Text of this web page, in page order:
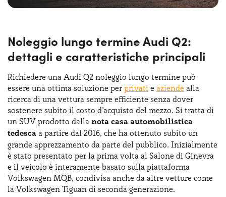
Noleggio lungo termine Audi Q2:
dettagli e caratteristiche principali
Richiedere una Audi Q2 noleggio lungo termine può
essere una ottima soluzione per privati e aziende alla
ricerca di una vettura sempre efficiente senza dover
sostenere subito il costo d’acquisto del mezzo. Si tratta di
un SUV prodotto dalla nota casa automobilistica
tedesca a partire dal 2016, che ha ottenuto subito un
grande apprezzamento da parte del pubblico. Inizialmente
è stato presentato per la prima volta al Salone di Ginevra
e il veicolo è interamente basato sulla piattaforma
Volkswagen MQB, condivisa anche da altre vetture come
la Volkswagen Tiguan di seconda generazione.